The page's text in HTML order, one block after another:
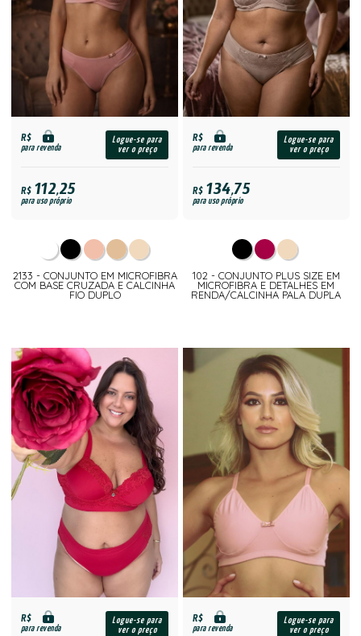
R$
para revenda
Logue-se para
ver o preço
R$112,25
para uso próprio
2133 - CONJUNTO EM MICROFIBRA
COM BASE CRUZADA E CALCINHA
FIO DUPLO
R$
para revenda
Logue-se para
ver o preço
R$134,75
para uso próprio
102 - CONJUNTO PLUS SIZE EM
MICROFIBRA E DETALHES EM
RENDA/CALCINHA PALA DUPLA
R$
para revenda
Logue-se para
ver o preço
R$
para revenda
Logue-se para
ver o preço